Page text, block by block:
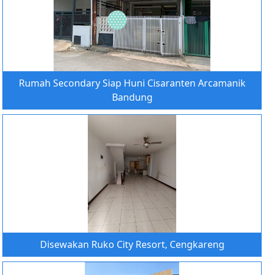
Rumah Secondary Siap Huni Cisaranten Arcamanik
Bandung
Disewakan Ruko City Resort, Cengkareng